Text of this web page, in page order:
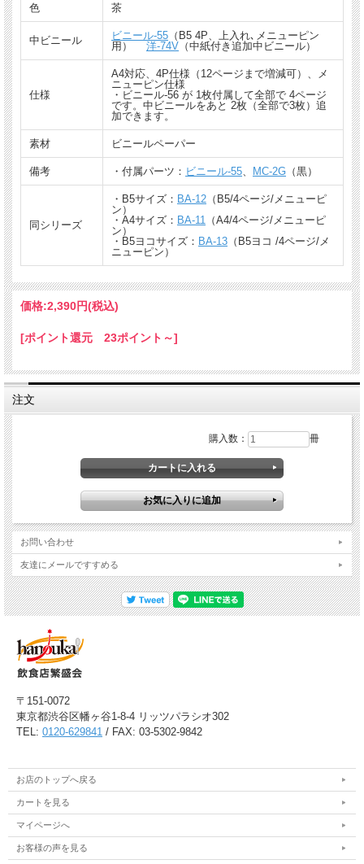
色 茶
中ビニール ビニール-55 （B5 4P、上入れ､メニューピン
用） 洋-74V （中紙付き追加中ビニール）
仕様
A4対応、4P仕様（12ページまで増減可）、メ
ニューピン仕様
・ビニール-56 が 1枚付属して全部で 4ページ
です。中ビニールをあと 2枚（全部で3枚）追
加できます。
素材 ビニールペーパー
備考 ・付属パーツ： ビニール-55 MC-2G （黒）
同シリーズ
・B5サイズ： BA-12 （B5/4ページ/メニューピ
ン）
・A4サイズ： BA-11
（A4/4ページ/メニューピ
ン）
・B5ヨコサイズ： BA-13 （B5ヨコ /4ページ/メ
ニューピン）
価格:2,390円(税込)
[ポイント還元 23ポイント～]
注文
購入数： 冊
お問い合わせ
友達にメールですすめる
〒151-0072
東京都渋谷区幡ヶ谷1-8-4 リッツパラシオ302
TEL: 0120-629841 / FAX: 03-5302-9842
お店のトップへ戻る
カートを見る
マイページへ
お客様の声を見る